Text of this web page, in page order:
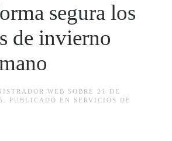
segura los
de invierno
WEB SOBRE 21 DE
. PUBLICADO EN SERVICIOS DE